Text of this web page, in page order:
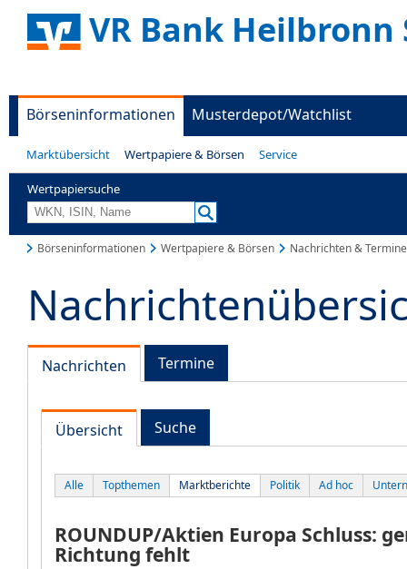
VR Bank Heilbronn
Börseninformationen Musterdepot/Watchlist
Marktübersicht Wertpapiere & Börsen Service
Wertpapiersuche
Börseninformationen Wertpapiere & Börsen Nachrichten & Termine
Nachrichten Termine
Übersicht Suche
Alle Topthemen Marktberichte Politik Ad hoc
ROUNDUP/Aktien Europa Schluss:
Richtung fehlt